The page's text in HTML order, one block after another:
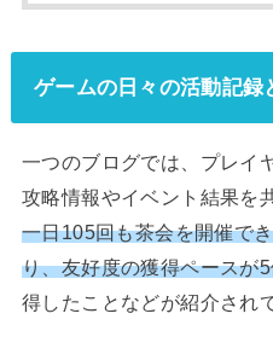
ゲームの日々の活動記録
一つのブログでは、プレイ
攻略情報やイベント結果を
一日105回も茶会を開催で
り、友好度の獲得ペースが
得したことなどが紹介され